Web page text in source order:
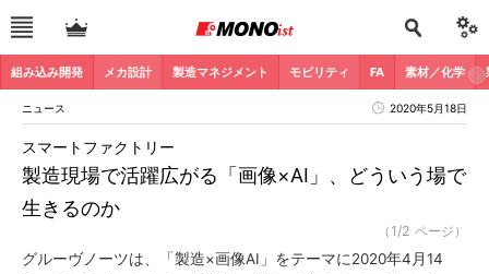
組み込み開発 メカ設計 製造マネジメント モビリティ FA 素材／化学
ニュース 2020年5月18日
製造現場で活躍広がる「画像×AI」、どういう場で
生きるのか
スマートファクトリー
（1/2 ページ）
グルーヴノーツは、「製造×画像AI」をテーマに2020年4月14